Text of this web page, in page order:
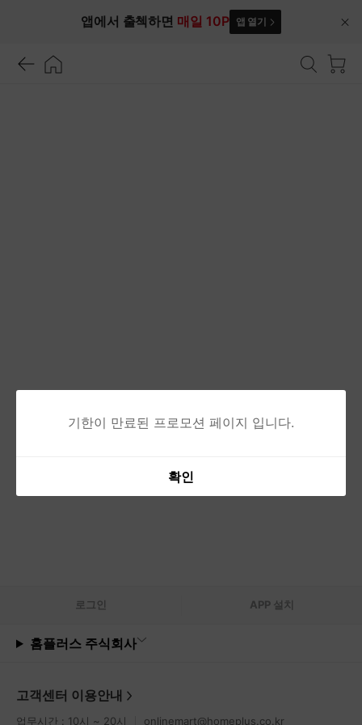
앱에서 출첵하면 매일 10P 앱 열기
닫
로그 인 APP 설치
홈플러스 주식회사
고객센터 이용안내
업무시간 : 10시 ~ 20시 onlinemart@homeplus.co.kr
기한이 만료된 프로모션 페이지 입니다.
확인